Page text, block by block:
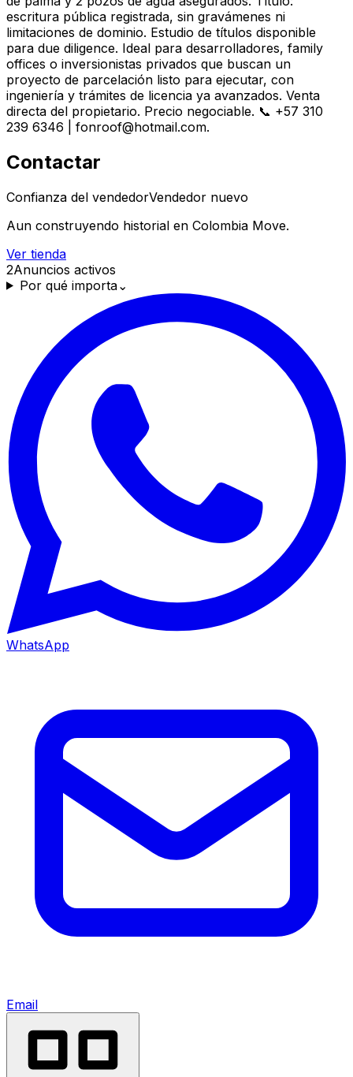
escritura pública registrada, sin gravámenes ni
limitaciones de dominio. Estudio de títulos disponible
para due diligence. Ideal para desarrolladores, family
offices o inversionistas privados que buscan un
proyecto de parcelación listo para ejecutar, con
ingeniería y trámites de licencia ya avanzados. Venta
directa del propietario. Precio negociable. 📞 +57 310
239 6346 | fonroof@hotmail.com.
Contactar
Confianza del vendedorVendedor nuevo
Aun construyendo historial en Colombia Move.
Ver tienda
2Anuncios activos
Por qué importa⌄
WhatsApp
Email